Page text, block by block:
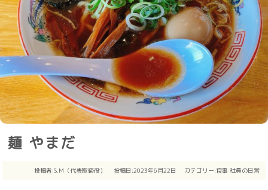
麺 やまだ
投稿者:S.M（代表取締役） 投稿日:2023年6月22日 カテゴリー:食事 社員の日常